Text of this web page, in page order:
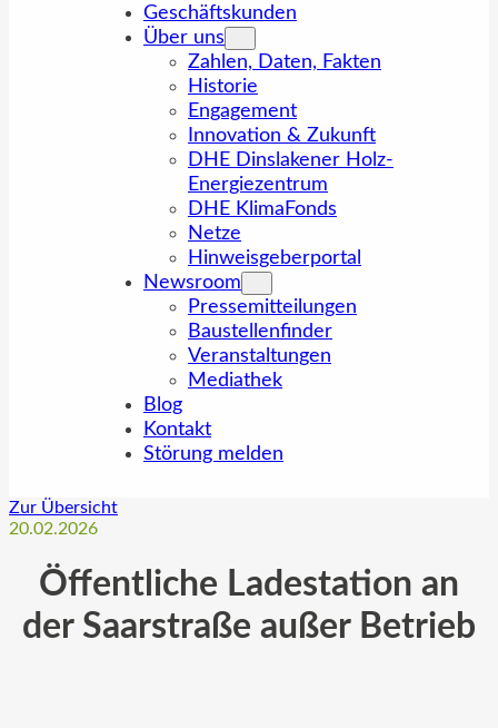
Geschäftskunden
Über uns
Zahlen, Daten, Fakten
Historie
Engagement
Innovation & Zukunft
DHE Dinslakener Holz-
Energiezentrum
DHE KlimaFonds
Netze
Hinweisgeberportal
Newsroom
Pressemitteilungen
Baustellenfinder
Veranstaltungen
Mediathek
Blog
Kontakt
Störung melden
Zur Übersicht
20.02.2026
Öffentliche Ladestation an
der Saarstraße außer Betrieb